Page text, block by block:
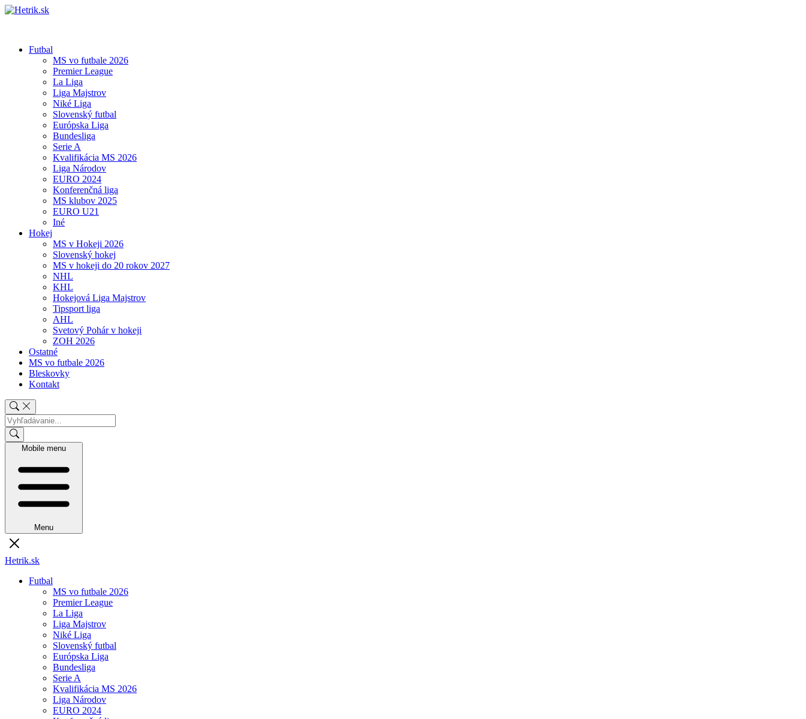
Futbal
MS vo futbale 2026
Premier League
La Liga
Liga Majstrov
Niké Liga
Slovenský futbal
Európska Liga
Bundesliga
Serie A
Kvalifikácia MS 2026
Liga Národov
EURO 2024
Konferenčná liga
MS klubov 2025
EURO U21
Iné
Hokej
MS v Hokeji 2026
Slovenský hokej
MS v hokeji do 20 rokov 2027
NHL
KHL
Hokejová Liga Majstrov
Tipsport liga
AHL
Svetový Pohár v hokeji
ZOH 2026
Ostatné
MS vo futbale 2026
Bleskovky
Kontakt
Mobile menu
Menu
Hetrik.sk
Futbal
MS vo futbale 2026
Premier League
La Liga
Liga Majstrov
Niké Liga
Slovenský futbal
Európska Liga
Bundesliga
Serie A
Kvalifikácia MS 2026
Liga Národov
EURO 2024